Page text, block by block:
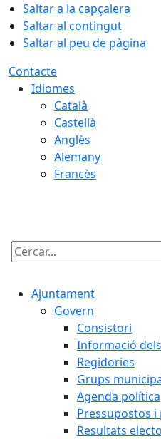
Saltar a la capçalera
Saltar al contingut
Saltar al peu de pàgina
Contacte
Idiomes
Català
Castellà
Anglès
Alemany
Francès
Cercar:
Ajuntament
Govern
Consistori
Informació
Regidories
Grups
Agenda política
Pressupostos i
Resultats